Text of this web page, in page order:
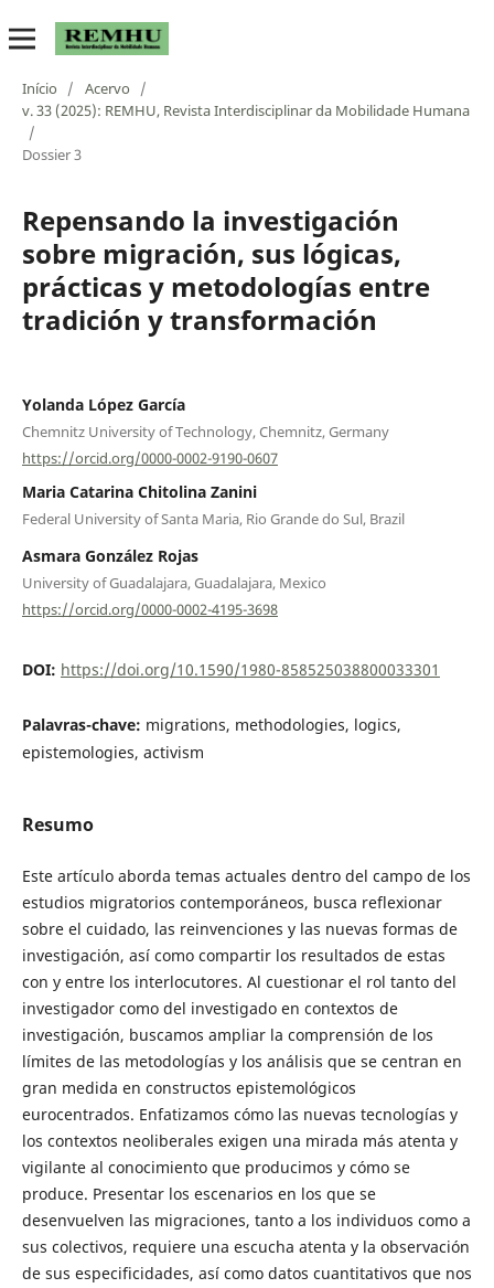
Início / Acervo
/
v. 33 (2025): REMHU, Revista Interdisciplinar da Mobilidade Humana
/
Dossier 3
Repensando la investigación
sobre migración, sus lógicas,
prácticas y metodologías entre
tradición y transformación
Yolanda López García
Chemnitz University of Technology, Chemnitz, Germany
https://orcid.org/0000-0002-9190-0607
Maria Catarina Chitolina Zanini
Federal University of Santa Maria, Rio Grande do Sul, Brazil
Asmara González Rojas
University of Guadalajara, Guadalajara, Mexico
https://orcid.org/0000-0002-4195-3698
DOI: https://doi.org/10.1590/1980-858525038800033301
Palavras-chave: migrations, methodologies, logics,
epistemologies, activism
Resumo
Este artículo aborda temas actuales dentro del campo de los
estudios migratorios contemporáneos, busca reflexionar
sobre el cuidado, las reinvenciones y las nuevas formas de
investigación, así como compartir los resultados de estas
con y entre los interlocutores. Al cuestionar el rol tanto del
investigador como del investigado en contextos de
investigación, buscamos ampliar la comprensión de los
límites de las metodologías y los análisis que se centran en
gran medida en constructos epistemológicos
eurocentrados. Enfatizamos cómo las nuevas tecnologías y
los contextos neoliberales exigen una mirada más atenta y
vigilante al conocimiento que producimos y cómo se
produce. Presentar los escenarios en los que se
desenvuelven las migraciones, tanto a los individuos como a
sus colectivos, requiere una escucha atenta y la observación
de sus especificidades, así como datos cuantitativos que nos